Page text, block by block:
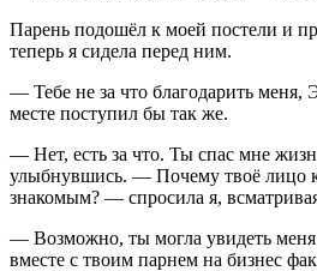
Парень подошёл к моей постели и
теперь я сидела перед ним.
— Тебе не за что благодарить
месте поступил бы так же.
— Нет, есть за что. Ты спас мне
улыбнувшись. — Почему твоё лицо
знакомым? — спросила я,
— Возможно, ты могла увидеть меня
вместе с твоим парнем на бизнес